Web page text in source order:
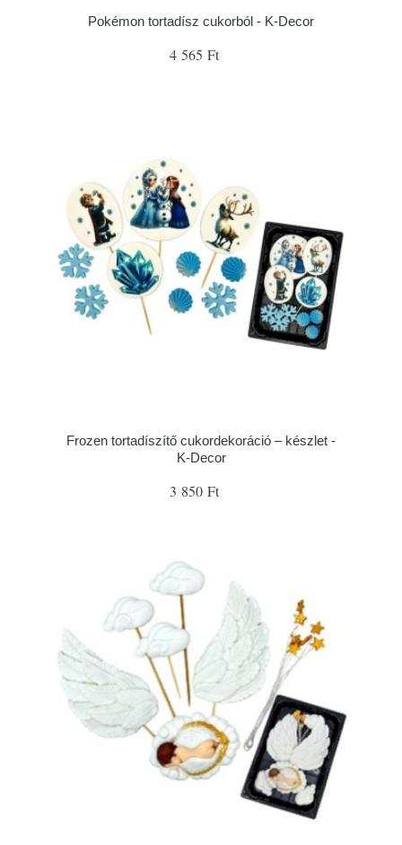
Pokémon tortadísz cukorból - K-Decor
4 565 Ft
Frozen tortadíszítő cukordekoráció – készlet -
K-Decor
3 850 Ft